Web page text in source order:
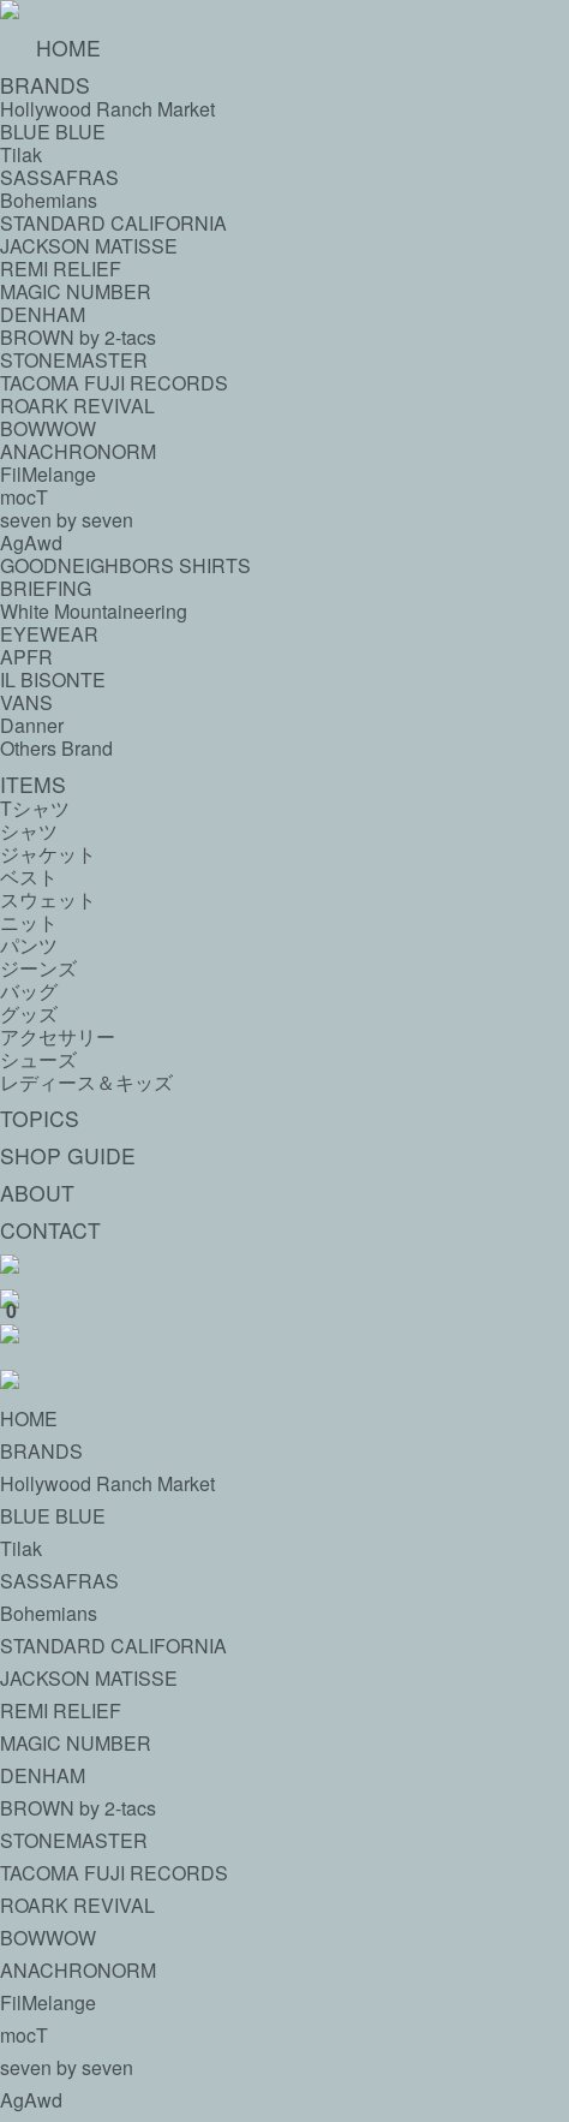
HOME
BRANDS
Hollywood Ranch Market
BLUE BLUE
Tilak
SASSAFRAS
Bohemians
STANDARD CALIFORNIA
JACKSON MATISSE
REMI RELIEF
MAGIC NUMBER
DENHAM
BROWN by 2-tacs
STONEMASTER
TACOMA FUJI RECORDS
ROARK REVIVAL
BOWWOW
ANACHRONORM
FilMelange
mocT
seven by seven
AgAwd
GOODNEIGHBORS SHIRTS
BRIEFING
White Mountaineering
EYEWEAR
APFR
IL BISONTE
VANS
Danner
Others Brand
ITEMS
Tシャツ
シャツ
ジャケット
ベスト
スウェット
ニット
パンツ
ジーンズ
バッグ
グッズ
アクセサリー
シューズ
レディース＆キッズ
TOPICS
SHOP GUIDE
ABOUT
CONTACT
0
HOME
BRANDS
Hollywood Ranch Market
BLUE BLUE
Tilak
SASSAFRAS
Bohemians
STANDARD CALIFORNIA
JACKSON MATISSE
REMI RELIEF
MAGIC NUMBER
DENHAM
BROWN by 2-tacs
STONEMASTER
TACOMA FUJI RECORDS
ROARK REVIVAL
BOWWOW
ANACHRONORM
FilMelange
mocT
seven by seven
AgAwd